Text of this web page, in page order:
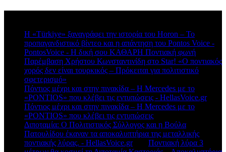
Η «Türkiye» ξαναγράφει την ιστορία του Horon – Το
προπαγανδιστικό βίντεο και η απάντηση του Pontos Voice -
PontosVoice - H δική σου ΚΑΘΑΡΗ Ποντιακή φωνή
Παρέμβαση Χρήστου Κωνσταντινίδη στο Star! «Ο ποντιακός
χορός δεν είναι τουρκικός – Πρόκειται για πολιτιστικό
σφετερισμό»
Πόντιος μέχρι και στην πινακίδα – Η Mercedes με το
«PONTIOS» που κλέβει τις εντυπώσεις - HellasVoice.grστο
Πόντιος μέχρι και στην πινακίδα – Η Mercedes με το
«PONTIOS» που κλέβει τις εντυπώσεις
Διποταμία: Ο Πολιτιστικός Σύλλογος και η Βούλα
Πατουλίδου έκαναν τα αποκαλυπτήρια της μεταλλικής
ποντιακής λύρας. - HellasVoice.grστο Ποντιακή λύρα 3